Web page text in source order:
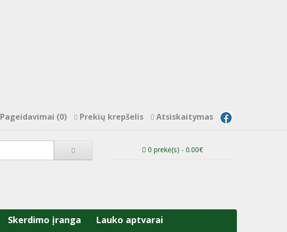
Pageidavimai (0) Prekių krepšelis Atsiskaitymas
0 prekė(s) - 0.00€
Skerdimo įranga
Lauko aptvarai